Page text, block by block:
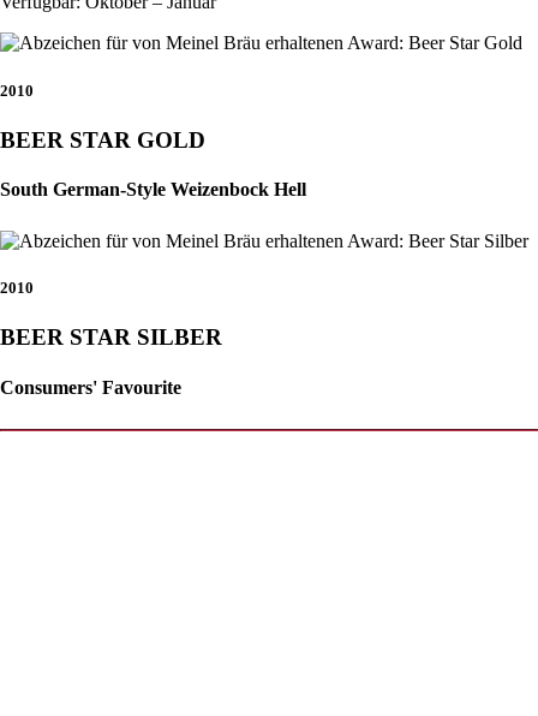
2010
BEER STAR GOLD
South German-Style Weizenbock Hell
2010
BEER STAR SILBER
Consumers' Favourite